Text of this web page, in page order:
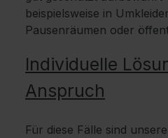
beispielsweise in
Pausenräumen oder
Individuelle
Anspruch
Für diese Fälle sind